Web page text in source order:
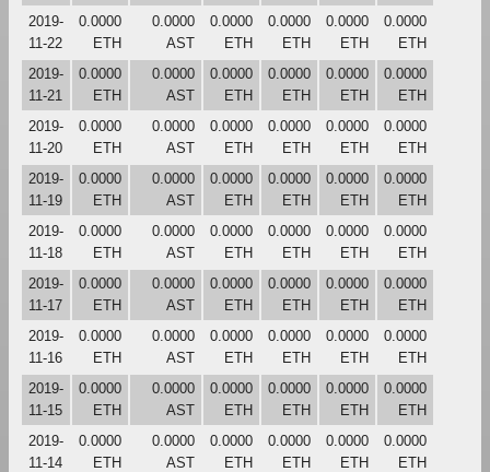
2019-
11-22
0.0000
ETH
0.0000
AST
0.0000
ETH
0.0000
ETH
0.0000
ETH
0.0000
ETH
2019-
11-21
0.0000
ETH
0.0000
AST
0.0000
ETH
0.0000
ETH
0.0000
ETH
0.0000
ETH
2019-
11-20
0.0000
ETH
0.0000
AST
0.0000
ETH
0.0000
ETH
0.0000
ETH
0.0000
ETH
2019-
11-19
0.0000
ETH
0.0000
AST
0.0000
ETH
0.0000
ETH
0.0000
ETH
0.0000
ETH
2019-
11-18
0.0000
ETH
0.0000
AST
0.0000
ETH
0.0000
ETH
0.0000
ETH
0.0000
ETH
2019-
11-17
0.0000
ETH
0.0000
AST
0.0000
ETH
0.0000
ETH
0.0000
ETH
0.0000
ETH
2019-
11-16
0.0000
ETH
0.0000
AST
0.0000
ETH
0.0000
ETH
0.0000
ETH
0.0000
ETH
2019-
11-15
0.0000
ETH
0.0000
AST
0.0000
ETH
0.0000
ETH
0.0000
ETH
0.0000
ETH
2019-
11-14
0.0000
ETH
0.0000
AST
0.0000
ETH
0.0000
ETH
0.0000
ETH
0.0000
ETH